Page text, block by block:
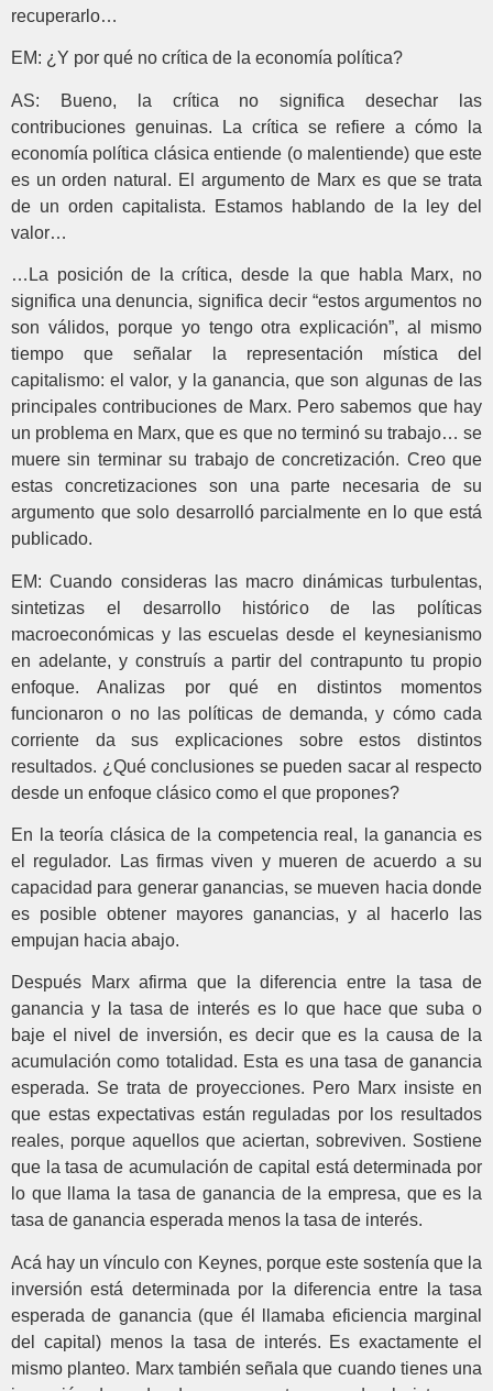
recuperarlo…
EM: ¿Y por qué no crítica de la economía política?
AS: Bueno, la crítica no significa desechar las
contribuciones genuinas. La crítica se refiere a cómo la
economía política clásica entiende (o malentiende) que este
es un orden natural. El argumento de Marx es que se trata
de un orden capitalista. Estamos hablando de la ley del
valor…
… La posición de la crítica, desde la que habla Marx, no
significa una denuncia, significa decir “estos argumentos no
son válidos, porque yo tengo otra explicación”, al mismo
tiempo que señalar la representación mística del
capitalismo: el valor, y la ganancia, que son algunas de las
principales contribuciones de Marx. Pero sabemos que hay
un problema en Marx, que es que no terminó su trabajo… se
muere sin terminar su trabajo de concretización. Creo que
estas concretizaciones son una parte necesaria de su
argumento que solo desarrolló parcialmente en lo que está
publicado.
EM: Cuando consideras las macro dinámicas turbulentas,
sintetizas el desarrollo histórico de las políticas
macroeconómicas y las escuelas desde el keynesianismo
en adelante, y construís a partir del contrapunto tu propio
enfoque. Analizas por qué en distintos momentos
funcionaron o no las políticas de demanda, y cómo cada
corriente da sus explicaciones sobre estos distintos
resultados. ¿Qué conclusiones se pueden sacar al respecto
desde un enfoque clásico como el que propones?
En la teoría clásica de la competencia real, la ganancia es
el regulador. Las firmas viven y mueren de acuerdo a su
capacidad para generar ganancias, se mueven hacia donde
es posible obtener mayores ganancias, y al hacerlo las
empujan hacia abajo.
Después Marx afirma que la diferencia entre la tasa de
ganancia y la tasa de interés es lo que hace que suba o
baje el nivel de inversión, es decir que es la causa de la
acumulación como totalidad. Esta es una tasa de ganancia
esperada. Se trata de proyecciones. Pero Marx insiste en
que estas expectativas están reguladas por los resultados
reales, porque aquellos que aciertan, sobreviven. Sostiene
que la tasa de acumulación de capital está determinada por
lo que llama la tasa de ganancia de la empresa, que es la
tasa de ganancia esperada menos la tasa de interés.
Acá hay un vínculo con Keynes, porque este sostenía que la
inversión está determinada por la diferencia entre la tasa
esperada de ganancia (que él llamaba eficiencia marginal
del capital) menos la tasa de interés. Es exactamente el
mismo planteo. Marx también señala que cuando tienes una